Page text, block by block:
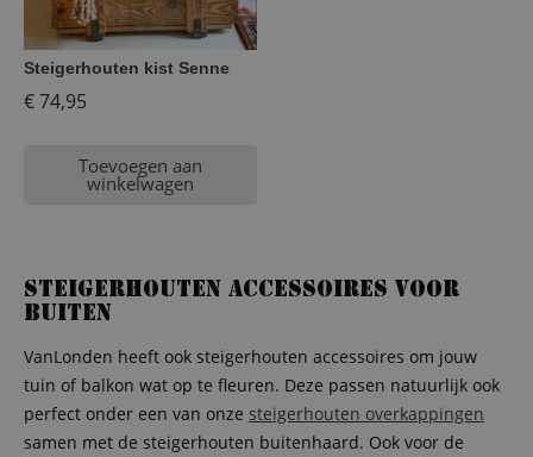
Steigerhouten kist Senne
€74,95
Toevoegen aan
winkelwagen
Steigerhouten accessoires voor
buiten
VanLonden heeft ook steigerhouten accessoires om jouw
tuin of balkon wat op te fleuren. Deze passen natuurlijk ook
perfect onder een van onze steigerhouten overkappingen
samen met de steigerhouten buitenhaard. Ook voor de